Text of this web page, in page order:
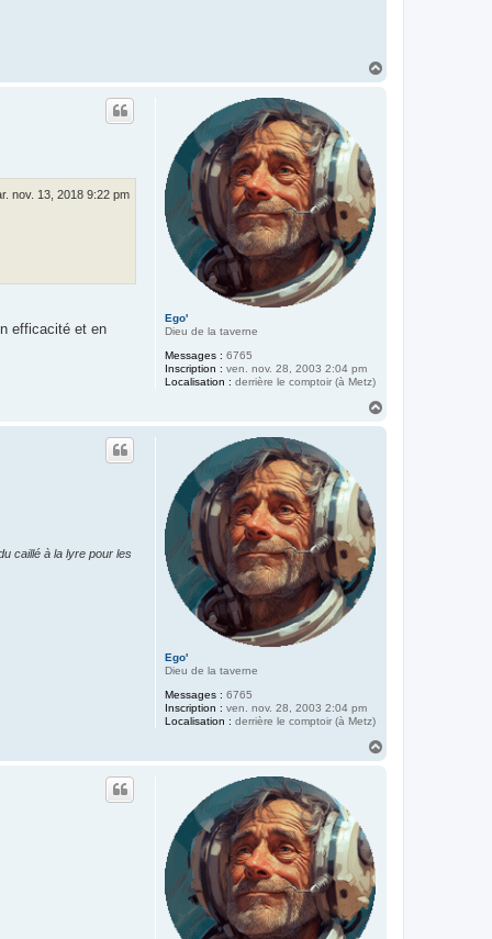
Ego'
Dieu de la taverne
Messages : 6765
Inscription : ven. nov. 28, 2003 2:04 pm
Localisation : derrière le comptoir (à Metz)
nov. 13, 2018 9:22 pm
efficacité et en
Ego'
Dieu de la taverne
Messages : 6765
Inscription : ven. nov. 28, 2003 2:04 pm
Localisation : derrière le comptoir (à Metz)
caillé à la lyre pour les